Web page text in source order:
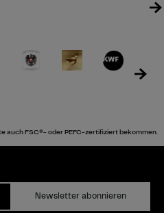
auch FSC®- oder PEFC-zertifiziert bekommen.
Newsletter abonnieren